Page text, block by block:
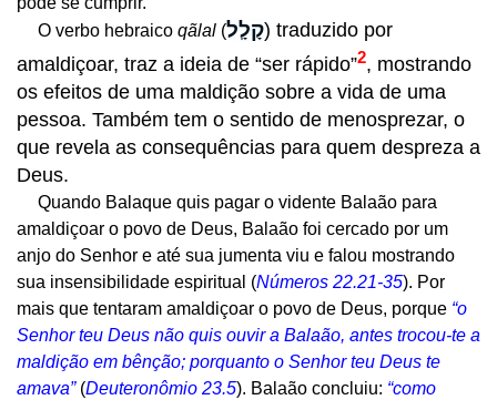
O verbo hebraico qãlal(קָלָֽל) traduzido por
amaldiçoar, traz a ideia de “ser rápido”2, mostrando
os efeitos de uma maldição sobre a vida de uma
pessoa. Também tem o sentido de menosprezar, o
que revela as consequências para quem despreza a
Deus.
Quando Balaque quis pagar o vidente Balaão para
amaldiçoar o povo de Deus, Balaão foi cercado por um
anjo do Senhor e até sua jumenta viu e falou mostrando
sua insensibilidade espiritual (Números 22.21-35). Por
mais que tentaram amaldiçoar o povo de Deus, porque “o
Senhor teu Deus não quis ouvir a Balaão, antes trocou-te a
maldição em bênção; porquanto o Senhor teu Deus te
amava”(Deuteronômio 23.5). Balaão concluiu: “como